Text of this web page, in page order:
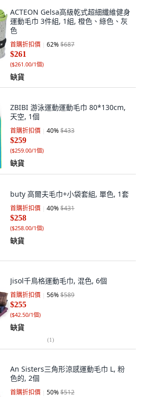
ACTEON Gelsa高級乾式超細纖維健身
運動毛巾 3件組, 1組, 橙色、綠色、灰
色
首購折扣價 62%$687
$261
($261.00/1個)
缺貨
ZBIBI 游泳運動運動毛巾 80*130cm,
天空, 1個
首購折扣價 40%$433
$259
($259.00/1個)
缺貨
buty 高爾夫毛巾+小袋套組, 單色, 1套
首購折扣價 40%$431
$258
($258.00/1個)
缺貨
Jisol千鳥格運動毛巾, 混色, 6個
首購折扣價 56%$589
$255
($42.50/1個)
缺貨
(1)
An Sisters三角形涼感運動毛巾 L, 粉
色的, 2個
首購折扣價 50%$512